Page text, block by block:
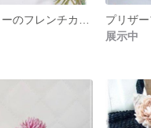
展示中